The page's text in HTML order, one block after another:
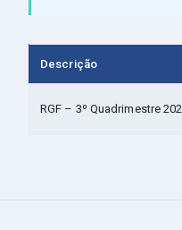
Descrição
RGF – 3º Quadrimestre